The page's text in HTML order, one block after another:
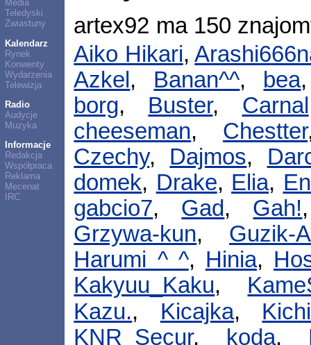
Media
Teledyski
Zwiastuny
Kalendarz
Rynek
Konwenty
Wydarzenia
Telewizja
Radio
Audycje
Muzyka
Informacje
Redakcja
Współpraca
Reklama
Mecenat
IRC
artex92 ma 150
Aiko Hikari,
Azkel , Banan^^, bea
borg, Buster, Carnal
cheeseman, Chestter
Czechy, Dajmos,
domek, Drake, Elia,
gabcio7, Gad, Gah!
Grzywa-kun, Guzik-
Harumi ^ ^, Hinia,
Kakyuu_Kaku,
Kazu., Kicajka,
KNR_Secur, koda,